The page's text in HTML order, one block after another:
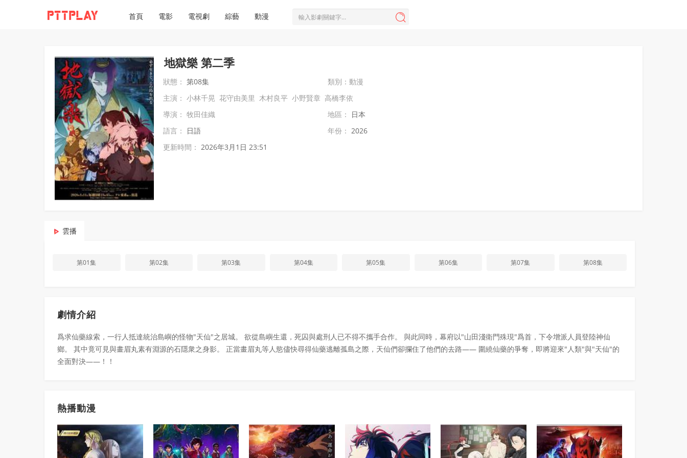
首頁 電影 電視劇 綜藝 動漫 
地獄樂 第二季
狀態： 第08集 類別： 動漫
主演： 小林千晃 花守由美里 木村良平 小野賢章 高橋李依
導演： 牧田佳織 地區：
日本
語言：
日語 年份： 2026
更新時間： 2026年3月1日 23:51
雲播
第01集 第02集 第03集 第04集 第05集 第06集 第07集 第08集
劇情介紹
爲求仙藥線索，一行人抵達統治島嶼的怪物"天仙"之居城。 欲從島嶼生還，死囚與處刑人已不得不攜手合作。 與此同時，幕府以"山田淺衛門殊現"爲首，下令增派人員登陸神仙
鄉。 其中竟可見與畫眉丸素有淵源的石隱衆之身影。 正當畫眉丸等人慾儘快尋得仙藥逃離孤島之際，天仙們卻攔住了他們的去路—— 圍繞仙藥的爭奪，即將迎來"人類"與"天仙"的
全面對決——！！
熱播動漫